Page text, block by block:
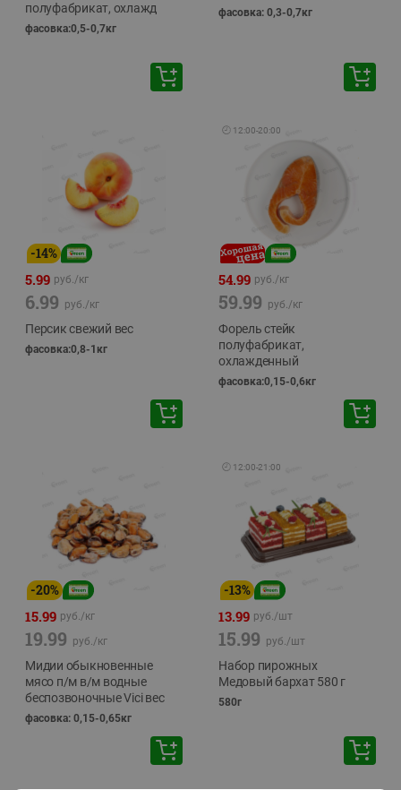
полуфабрикат, охлажд
фасовка:0,5-0,7кг
фасовка: 0,3-0,7кг
-14%
5.99 руб./кг
6.99 руб./кг
Персик свежий вес
фасовка:0,8-1кг
🕘 12:00-20:00
54.99 руб./кг
59.99 руб./кг
Форель стейк
полуфабрикат,
охлажденный
фасовка:0,15-0,6кг
-20%
15.99 руб./кг
19.99 руб./кг
Мидии обыкновенные
мясо п/м в/м водные
беспозвоночные Vici вес
фасовка: 0,15-0,65кг
🕘 12:00-21:00
-13%
13.99 руб./шт
15.99 руб./шт
Набор пирожных
Медовый бархат 580 г
580г